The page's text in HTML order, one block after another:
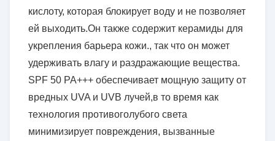
кислоту, которая блокирует воду и не позволяет
ей выходить.Он также содержит керамиды для
укрепления барьера кожи., так что он может
удерживать влагу и раздражающие вещества.
SPF 50 PA+++ обеспечивает мощную защиту от
вредных UVA и UVB лучей,в то время как
технология противоголубого света
минимизирует повреждения, вызванные